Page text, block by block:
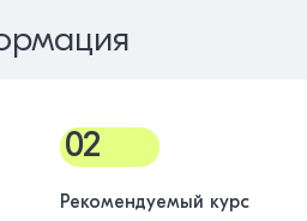
02
Рекомендуемый курс